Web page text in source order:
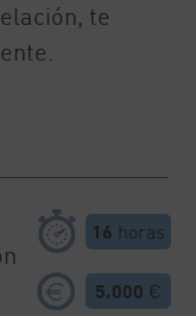
te
16 horas
5.000 €